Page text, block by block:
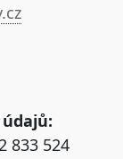
833 524